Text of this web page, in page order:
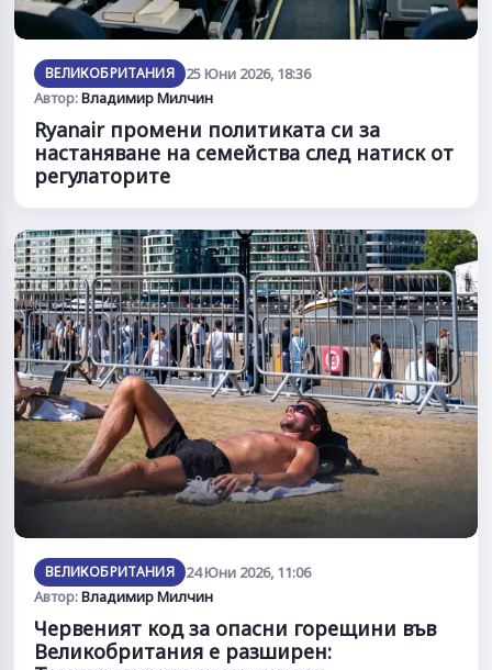
ВЕЛИКОБРИТАНИЯ
25 Юни 2026, 18:36
Автор:Владимир Милчин
Ryanair промени политиката си за
настаняване на семейства след натиск от
регулаторите
ВЕЛИКОБРИТАНИЯ
24 Юни 2026, 11:06
Автор:Владимир Милчин
Червеният код за опасни горещини във
Великобритания е разширен: